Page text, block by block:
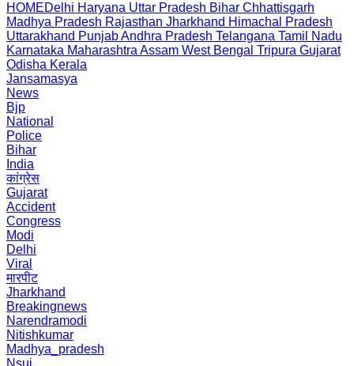
HOMEDelhi Haryana Uttar Pradesh Bihar Chhattisgarh
Madhya Pradesh Rajasthan Jharkhand Himachal Pradesh
Uttarakhand PunjabAndhra Pradesh Telangana Tamil Nadu
Karnataka Maharashtra Assam West Bengal Tripura Gujarat
Odisha Kerala
Jansamasya
News
Bjp
National
Police
Bihar
India
कांग्रेस
Gujarat
Accident
Congress
Modi
Delhi
Viral
मारपीट
Jharkhand
Breakingnews
Narendramodi
Nitishkumar
Madhya_pradesh
Nsui